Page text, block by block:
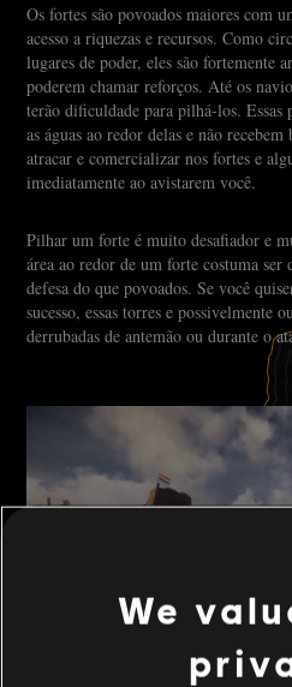
Os fortes são povoados maiores com
acesso a riquezas e recursos. Como
lugares de poder, eles são fortemente
poderem chamar reforços. Até os
terão dificuldade para pilhá-los. Essas
as águas ao redor delas e não
atracar e comercializar nos fortes e
imediatamente ao avistarem você.
Pilhar um forte é muito desafiador e
área ao redor de um forte costuma
defesa do que povoados. Se você
sucesso, essas torres e possivelmente
derrubadas de antemão ou durante o
We